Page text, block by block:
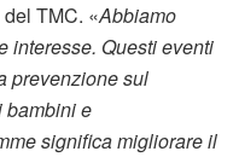
TMC. «Abbiamo
interesse. Questi eventi
prevenzione sul
bambini e
significa migliorare il